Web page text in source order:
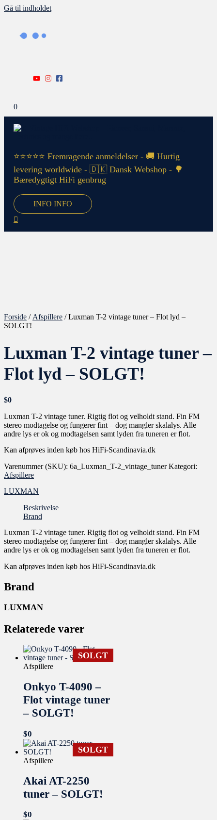
Gå til indholdet
0
⭐⭐⭐⭐⭐ Fremragende anmeldelser - 🚚 Hurtig
levering worldwide - 🇩🇰 Dansk Webshop - 🌳
Bæredygtigt HiFi genbrug
INFO INFO
Forside /Afspillere / Luxman T-2 vintage tuner – Flot lyd –
SOLGT!
Luxman T-2 vintage tuner –
Flot lyd – SOLGT!
$0
Luxman T-2 vintage tuner. Rigtig flot og velholdt stand. Fin FM
stereo modtagelse og fungerer fint – dog mangler skalalys. Alle
andre lys er ok og modtagelsen samt lyden fra tuneren er flot.
Kan afprøves inden køb hos HiFi-Scandinavia.dk
Varenummer (SKU): 6a_Luxman_T-2_vintage_tuner Kategori:
Afspillere
LUXMAN
Beskrivelse
Brand
Luxman T-2 vintage tuner. Rigtig flot og velholdt stand. Fin FM
stereo modtagelse og fungerer fint – dog mangler skalalys. Alle
andre lys er ok og modtagelsen samt lyden fra tuneren er flot.
Kan afprøves inden køb hos HiFi-Scandinavia.dk
Brand
LUXMAN
Relaterede varer
SOLGT
Afspillere
Onkyo T-4090 –
Flot vintage tuner
– SOLGT!
$0
SOLGT
Afspillere
Akai AT-2250
tuner – SOLGT!
$0